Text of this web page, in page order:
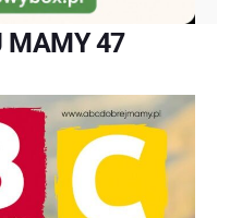
MAMY 47